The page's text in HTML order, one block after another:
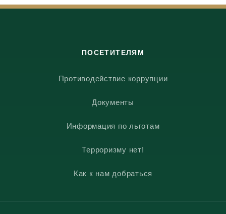
ПОСЕТИТЕЛЯМ
Противодействие коррупции
Документы
Информация по льготам
Терроризму нет!
Как к нам добраться